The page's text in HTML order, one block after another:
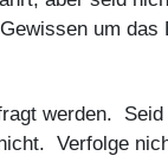
um das
werden.
Verfolge